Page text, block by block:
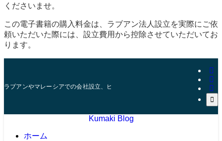
くださいませ。
この電子書籍の購入料金は、ラブアン法人設立を実際にご依
頼いただいた際には、設立費用から控除させていただいてお
ります。
ラブアンやマレーシアでの会社設立、ビザ、口座開設などを10年以上の実績を
Kumaki Blog
ホーム